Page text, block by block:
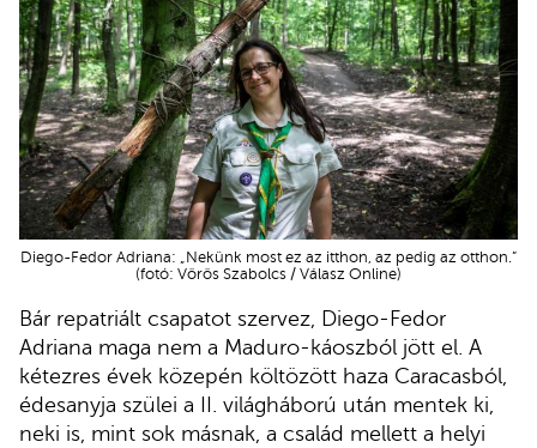
Diego-Fedor Adriana: „Nekünk most ez az itthon, az pedig az otthon.”
(fotó: Vörös Szabolcs / Válasz Online)
Bár repatriált csapatot szervez, Diego-Fedor
Adriana maga nem a Maduro-káoszból jött el. A
kétezres évek közepén költözött haza Caracasból,
édesanyja szülei a II. világháború után mentek ki,
neki is, mint sok másnak, a család mellett a helyi